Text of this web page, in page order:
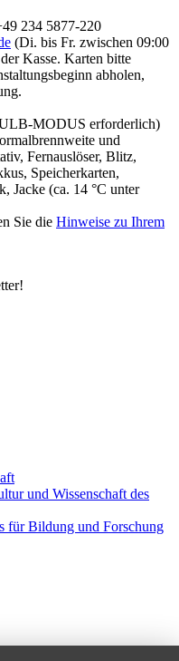
234 5877-220
(Di. bis Fr. zwischen 09:00
Kasse. Karten bitte
abholen,
MODUS erforderlich)
und
Fernauslöser, Blitz,
Speicherkarten,
Jacke (ca. 14 °C unter
Sie die Hinweise zu Ihrem